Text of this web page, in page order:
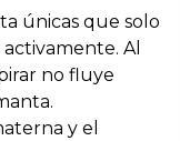
únicas que solo
Al
no fluye
y el